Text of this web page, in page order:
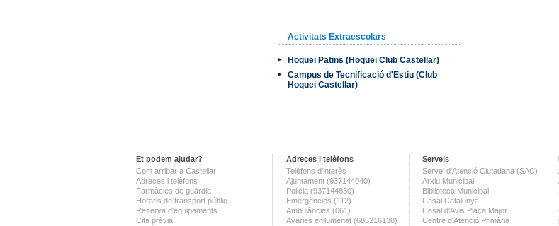
Activitats Extraescolars
Hoquei Patins (Hoquei Club Castellar)
Campus de Tecnificació d'Estiu (Club
Hoquei Castellar)
Et podem ajudar?
Com arribar a Castellar
Adreces i telèfons
Farmàcies de guàrdia
Horaris de transport públic
Reserva d'equipaments
Cita prèvia
Adreces i telèfons
Telèfons d'interès
Ajuntament (937144040)
Policia (937144830)
Emergències (112)
Ambulàncies (061)
Avaries enllumenat (686216138)
Serveis
Servei d'Atenció Ciutadana (SAC)
Arxiu Municipal
Biblioteca Municipal
Casal Catalunya
Casal d'Avis Plaça Major
Centre d'Atenció Primària